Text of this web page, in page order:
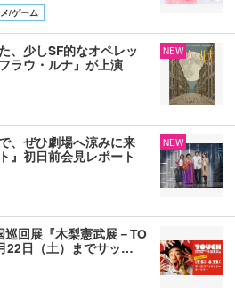
/ゲーム
、少しSF的なオペレッ
ラウ・ルナ』が上演
NEW
、ぜひ劇場へ涼みに来
』初日前会見レポート
NEW
回展『木梨憲武展－TO
22日（土）までサッ…